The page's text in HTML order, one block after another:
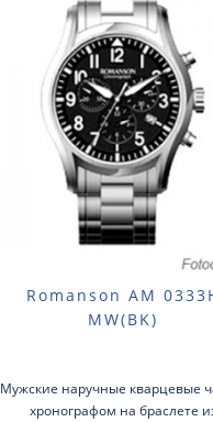
Romanson AM
MW(BK)
Мужские наручные кварцевые
хронографом на браслете